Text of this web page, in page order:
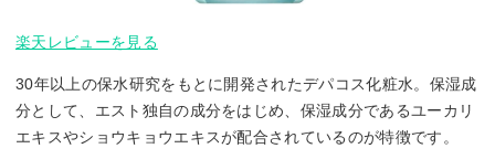
楽天レビューを見る
30年以上の保水研究をもとに開発されたデパコス化粧水。保湿成
分として、エスト独自の成分をはじめ、保湿成分であるユーカリ
エキスやショウキョウエキスが配合されているのが特徴です。